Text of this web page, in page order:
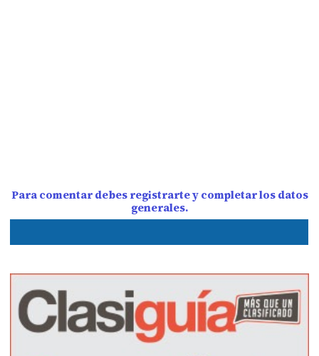
Para comentar debes registrarte y completar los datos
generales.